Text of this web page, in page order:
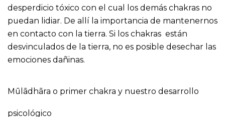
desperdicio tóxico con el cual los demás chakras no
puedan lidiar. De allí la importancia de mantenernos
en contacto con la tierra. Si los chakras están
desvinculados de la tierra, no es posible desechar las
emociones dañinas.
Mūlādhāra o primer chakra y nuestro desarrollo
psicológico